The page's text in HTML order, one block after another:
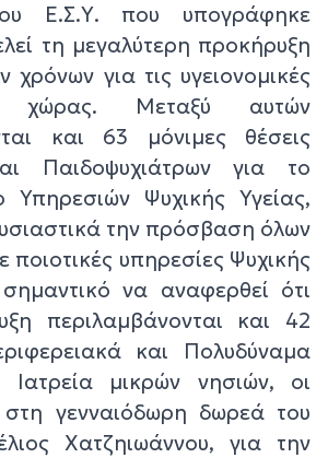
Ε.Σ.Υ. που υπογράφηκε
τη μεγαλύτερη προκήρυξη
χρόνων για τις υγειονομικές
χώρας. Μεταξύ αυτών
και 63 μόνιμες θέσεις
Παιδοψυχιάτρων για το
Υπηρεσιών Ψυχικής Υγείας,
την πρόσβαση όλων
ποιοτικές υπηρεσίες Ψυχικής
σημαντικό να αναφερθεί ότι
περιλαμβάνονται και 42
και Πολυδύναμα
Ιατρεία μικρών νησιών, οι
γενναιόδωρη δωρεά του
Χατζηιωάννου, για την